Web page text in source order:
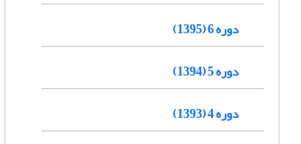
دوره 6 (1395)
دوره 5 (1394)
دوره 4 (1393)